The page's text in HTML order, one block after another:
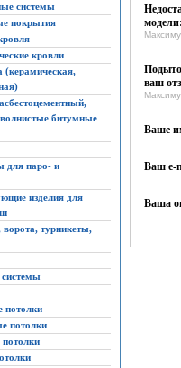
системы
покрытия
кровли
(керамическая,
битумные
для паро- и
изделия для
турникеты,
потолки
потолки
модели:
ваш
Ваше
Ваш e-
Ваша